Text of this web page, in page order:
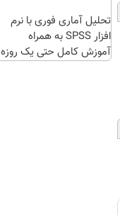
تحلیل آماری فوری با نرم
افزار SPSS به همراه
آموزش کامل حتی یک روزه